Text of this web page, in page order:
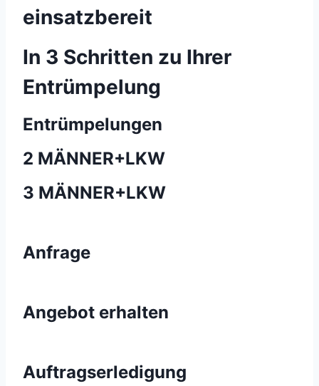
einsatzbereit
In 3 Schritten zu Ihrer
Entrümpelung
Entrümpelungen
2 MÄNNER+LKW
3 MÄNNER+LKW
Anfrage
Angebot erhalten
Auftragserledigung